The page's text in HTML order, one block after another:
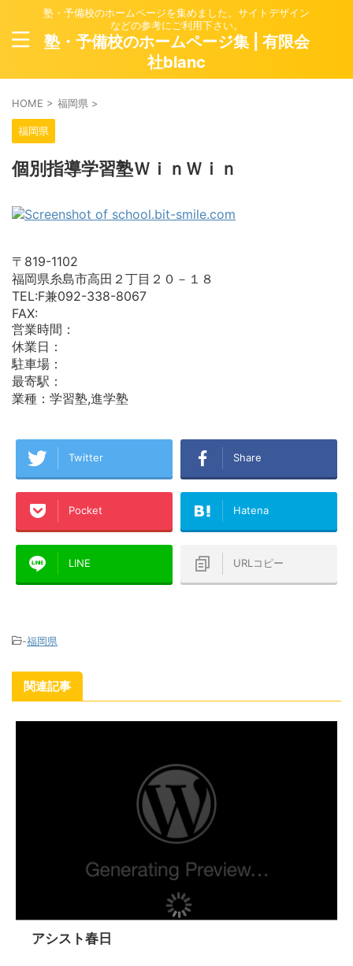
塾・予備校のホームページを集めました。サイトデザイン
などの参考にご利用下さい。
塾・予備校のホームページ集 | 有限会
社blanc
HOME > 福岡県 >
福岡県
個別指導学習塾ＷｉｎＷｉｎ
〒819-1102
福岡県糸島市高田２丁目２０－１８
TEL:F兼092-338-8067
FAX:
営業時間：
休業日：
駐車場：
最寄駅：
業種：学習塾,進学塾
Twitter Share
Pocket Hatena
LINE URLコピー
-福岡県
関連記事
アシスト春日